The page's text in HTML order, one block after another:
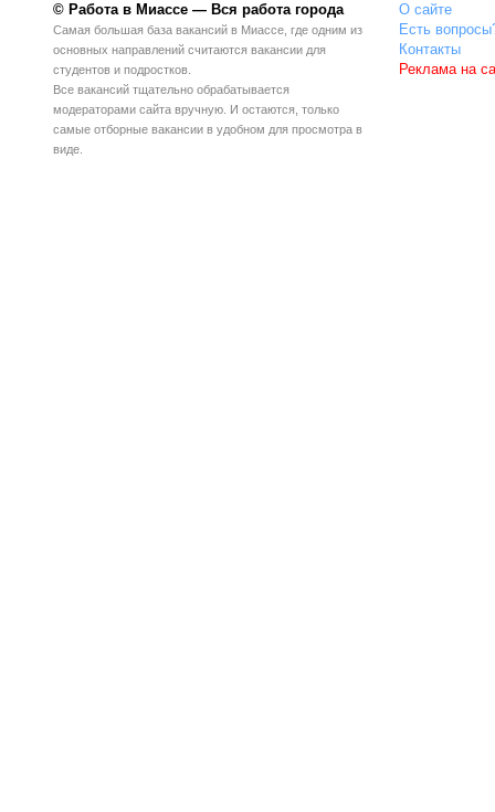
© Работа в Миассе — Вся работа города
Самая большая база вакансий в Миассе, где одним из
основных направлений считаются вакансии для
студентов и подростков.
Все вакансий тщательно обрабатывается
модераторами сайта вручную. И остаются, только
самые отборные вакансии в удобном для просмотра в
виде.
О сайте
Есть
Контакты
Реклама на